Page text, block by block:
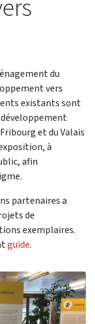
du
vers
existants sont
et du Valais
à
afin
partenaires a
de
exemplaires.
guide.